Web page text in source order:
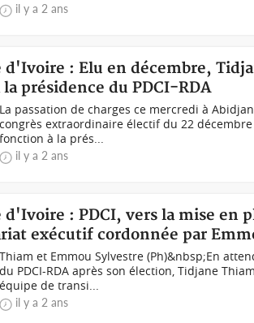
il y a 2 ans
d'Ivoire : Elu en décembre,
présidence du PDCI-RDA
La passation de charges ce mercredi à
congrès extraordinaire électif du 22
fonction à la prés...
il y a 2 ans
d'Ivoire : PDCI, vers la mise en
exécutif cordonnée par
Thiam et Emmou Sylvestre (Ph)&nbsp;En
du PDCI-RDA après son élection, Tidjane
équipe de transi...
il y a 2 ans